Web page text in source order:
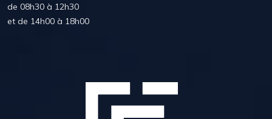
de 08h30 à 12h30
et de 14h00 à 18h00